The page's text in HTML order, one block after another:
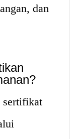
dan
sertifikat